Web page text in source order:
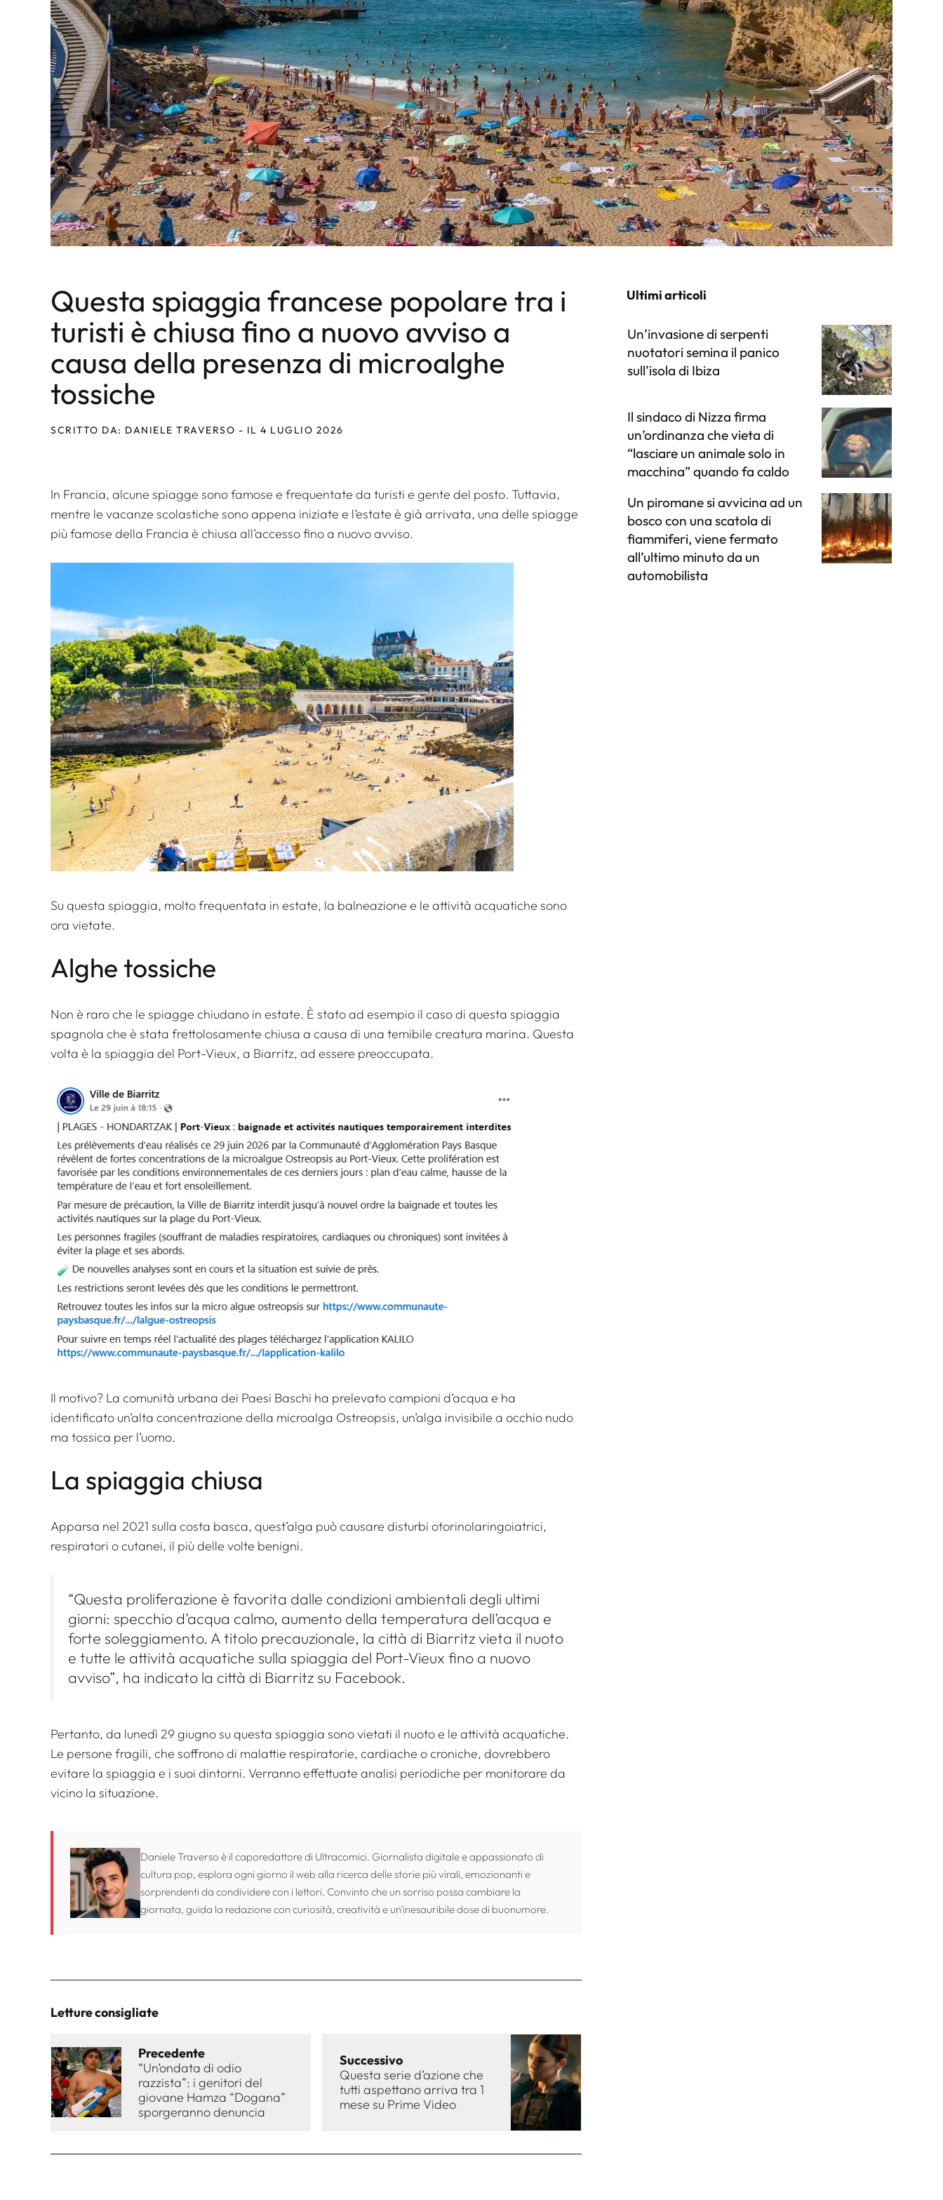
Questa spiaggia francese popolare tra i
turisti è chiusa fino a nuovo avviso a
causa della presenza di microalghe
tossiche
SCRITTO DA: DANIELE TRAVERSO - IL 4 LUGLIO 2026
In Francia, alcune spiagge sono famose e frequentate da turisti e gente del posto. Tuttavia,
mentre le vacanze scolastiche sono appena iniziate e l’estate è già arrivata, una delle spiagge
più famose della Francia è chiusa all’accesso fino a nuovo avviso.
Su questa spiaggia, molto frequentata in estate, la balneazione e le attività acquatiche sono
ora vietate.
Alghe tossiche
Non è raro che le spiagge chiudano in estate. È stato ad esempio il caso di questa spiaggia
spagnola che è stata frettolosamente chiusa a causa di una temibile creatura marina. Questa
volta è la spiaggia del Port-Vieux, a Biarritz, ad essere preoccupata.
Il motivo? La comunità urbana dei Paesi Baschi ha prelevato campioni d’acqua e ha
identificato un’alta concentrazione della microalga Ostreopsis, un’alga invisibile a occhio nudo
ma tossica per l’uomo.
La spiaggia chiusa
Apparsa nel 2021 sulla costa basca, quest’alga può causare disturbi otorinolaringoiatrici,
respiratori o cutanei, il più delle volte benigni.
“Questa proliferazione è favorita dalle condizioni ambientali degli ultimi
giorni: specchio d’acqua calmo, aumento della temperatura dell’acqua e
forte soleggiamento. A titolo precauzionale, la città di Biarritz vieta il nuoto
e tutte le attività acquatiche sulla spiaggia del Port-Vieux fino a nuovo
avviso”, ha indicato la città di Biarritz su Facebook.
Pertanto, da lunedì 29 giugno su questa spiaggia sono vietati il ​​nuoto e le attività acquatiche.
Le persone fragili, che soffrono di malattie respiratorie, cardiache o croniche, dovrebbero
evitare la spiaggia e i suoi dintorni. Verranno effettuate analisi periodiche per monitorare da
vicino la situazione.
Daniele Traverso è il caporedattore di Ultracomici. Giornalista digitale e appassionato di
cultura pop, esplora ogni giorno il web alla ricerca delle storie più virali, emozionanti e
sorprendenti da condividere con i lettori. Convinto che un sorriso possa cambiare la
giornata, guida la redazione con curiosità, creatività e un'inesauribile dose di buonumore.
Letture consigliate
Precedente
“Un’ondata di odio
razzista”: i genitori del
giovane Hamza “Dogana”
sporgeranno denuncia
Successivo
Questa serie d’azione che
tutti aspettano arriva tra 1
mese su Prime Video
Ultimi articoli
Un’invasione di serpenti
nuotatori semina il panico
sull’isola di Ibiza
Il sindaco di Nizza firma
un’ordinanza che vieta di
“lasciare un animale solo in
macchina” quando fa caldo
Un piromane si avvicina ad un
bosco con una scatola di
fiammiferi, viene fermato
all’ultimo minuto da un
automobilista